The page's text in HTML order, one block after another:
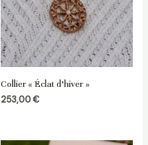
Collier « Éclat d’hiver »
253,00€